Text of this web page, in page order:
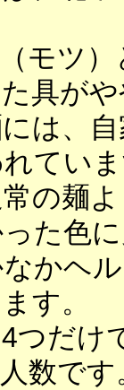
モツ）
具が
は、
てい
の麺
た色
かヘ
す。
だけ
数で